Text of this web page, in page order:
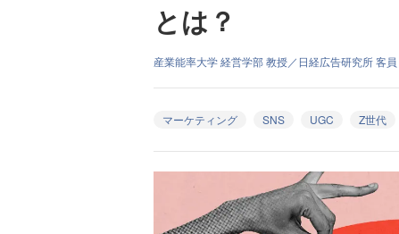
とは？
産業能率大学 経営学部 教授／日経広告研究所 客
マーケティング SNS UGC Z世代